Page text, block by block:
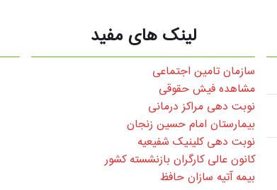
لینک های مفید
سازمان تامین اجتماعی
مشاهده فیش حقوقی
نوبت دهی مراکز درمانی
بیمارستان امام حسین زنجان
نوبت دهی کلینیک شفیعیه
کانون عالی کارگران بازنشسته کشور
بیمه آتیه سازان حافظ